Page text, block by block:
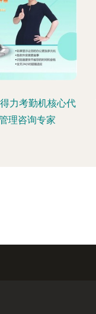
力考勤机核心代
理咨询专家